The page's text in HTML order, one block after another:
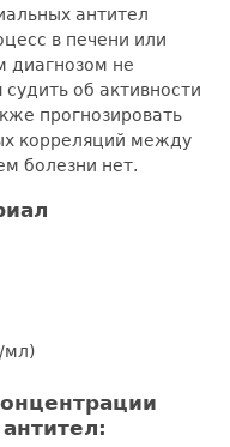
антител
в печени или
диагнозом не
об активности
прогнозировать
корреляций между
болезни нет.
мл)